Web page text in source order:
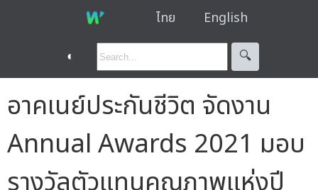
ไทย English
◐ 🔍︎
อาคเนย์ประกันชีวิต จัดงาน
Annual Awards 2021 มอบ